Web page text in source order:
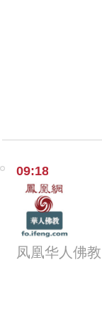
09:18
凤凰华人佛教